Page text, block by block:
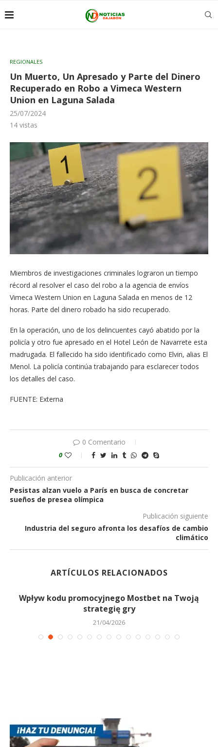
REGIONALES
Un Muerto, Un Apresado y Parte del Dinero
Recuperado en Robo a Vimeca Western
Union en Laguna Salada
25/07/2024
14 vistas
Miembros de investigaciones criminales lograron un tiempo
récord al resolver el caso del robo a la agencia de envíos
Vimeca Western Union en Laguna Salada en menos de 12
horas. Parte del dinero robado ha sido recuperado.
En la operación, uno de los delincuentes cayó abatido por la
policía y otro fue apresado en el Hotel León de Navarrete esta
madrugada. El fallecido ha sido identificado como Elvin, alias El
Menol. La policía continúa trabajando para esclarecer todos
los detalles del caso.
FUENTE: Externa
0 Comentario
0
Publicación anterior
Pesistas alzan vuelo a París en busca de concretar
sueños de presea olímpica
Publicación siguiente
Industria del seguro afronta los desafíos de cambio
climático
ARTÍCULOS RELACIONADOS
Wpływ kodu promocyjnego Mostbet na Twoją
strategię gry
21/04/2026